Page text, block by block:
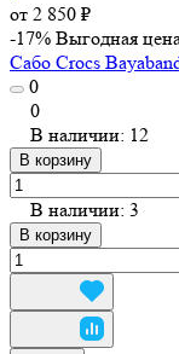
от 2 850 ₽
-17% Выгодная
Сабо Crocs
0
0
В наличии: 12
В корзину
В наличии: 3
В корзину